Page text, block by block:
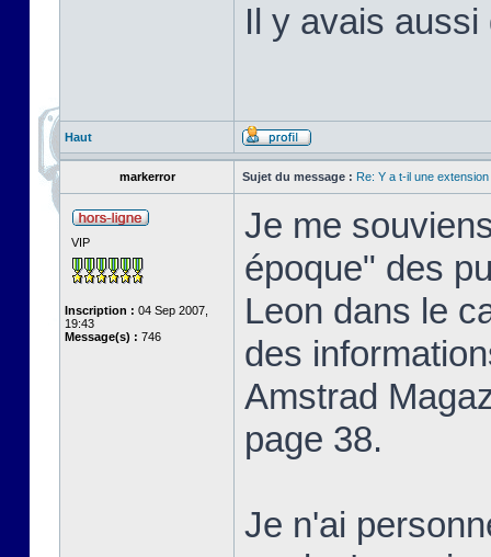
Il y avais
Haut
markerror Sujet du message : Re: Y a t-il une
VIP
Inscription : 04 Sep 2007,
19:43
Message(s) : 746
Je me
époque" des
Leon dans le
des
Amstrad
page 38.
Je n'ai